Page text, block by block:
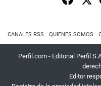
CANALES RSS QUIENES SOMOS
Perfil.com - Editorial Perfil
Editor